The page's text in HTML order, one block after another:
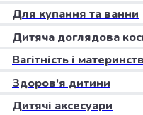
і
азійський
алкоголь
Слабоалкогольні
напої
Сидри
Для купання та ванни
Дитяча доглядова
Вагітність і
Здоров'я дитини
Дитячі аксесуари